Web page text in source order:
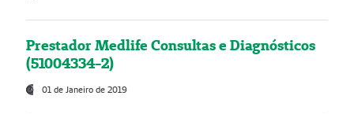
Prestador Medlife Consultas e Diagnósticos
(51004334-2)
01 de Janeiro de 2019